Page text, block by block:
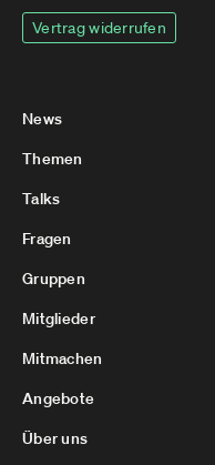
Vertrag widerrufen
News
Themen
Talks
Fragen
Gruppen
Mitglieder
Mitmachen
Angebote
Über uns